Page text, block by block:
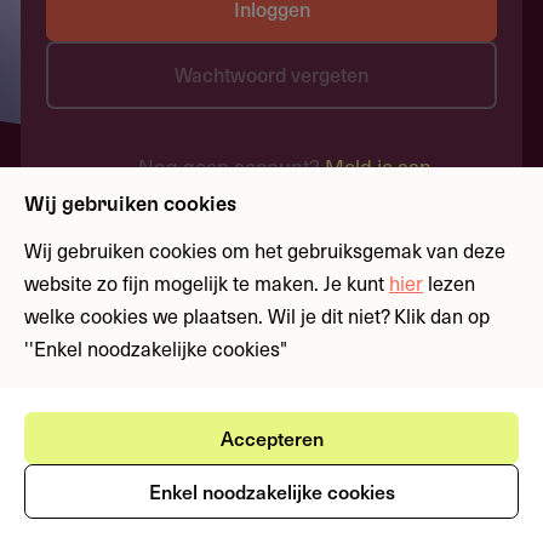
Inloggen
Wachtwoord vergeten
Nog geen account?Meld je aan
Wij gebruiken cookies
Wij gebruiken cookies om het gebruiksgemak van deze
website zo fijn mogelijk te maken. Je kunt hier lezen
welke cookies we plaatsen. Wil je dit niet? Klik dan op
''Enkel noodzakelijke cookies"
Accepteren
Enkel noodzakelijke cookies